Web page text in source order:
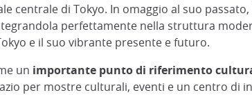
centrale di Tokyo. In omaggio al suo passato,
perfettamente nella struttura
e il suo vibrante presente e futuro.
un importante punto di riferimento
per mostre culturali, eventi e un centro di